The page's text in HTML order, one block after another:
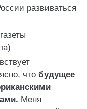
развиваться
что будущее
Меня